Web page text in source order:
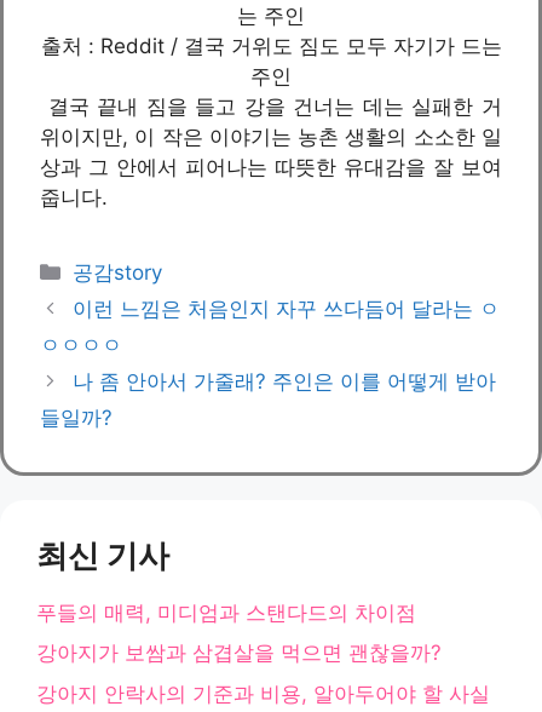
출처 : Reddit / 결국 거위도 짐도 모두 자기가 드는
주인
결국 끝내 짐을 들고 강을 건너는 데는 실패한 거
위이지만, 이 작은 이야기는 농촌 생활의 소소한 일
상과 그 안에서 피어나는 따뜻한 유대감을 잘 보여
줍니다.
카
테
고
리
공감story
이런 느낌은 처음인지 자꾸 쓰다듬어 달라는 ㅇ
ㅇㅇㅇㅇ
나 좀 안아서 가줄래? 주인은 이를 어떻게 받아
들일까?
최신 기사
푸들의 매력, 미디엄과 스탠다드의 차이점
강아지가 보쌈과 삼겹살을 먹으면 괜찮을까?
강아지 안락사의 기준과 비용, 알아두어야 할 사실